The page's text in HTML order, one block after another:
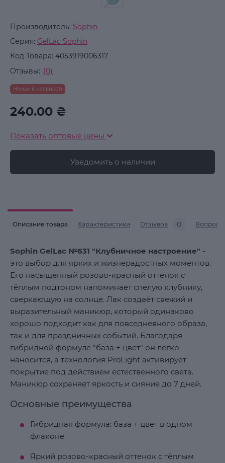
Производитель: Sophin
Серия: GelLac Sophin
Код Товара: 4053919006317
Отзывы: (0)
Немає в наявності
240.00 ₴
Показать оптовые цены
Уведомить о наличии
Описание товара Характеристики Отзывов 0 Вопросы
Sophin GelLac №631 "Клубничное настроение" -
это выбор для ярких и жизнерадостных моментов.
Его насыщенный розово-красный оттенок с
тёплым подтоном напоминает спелую клубнику,
сверкающую на солнце. Лак создаёт свежий и
выразительный маникюр, который одинаково
хорошо подходит как для повседневного образа,
так и для праздничных событий. Благодаря
гибридной формуле "база + цвет" он легко
наносится, а технология ProLight активирует
покрытие под действием естественного света.
Маникюр сохраняет яркость и сияние до 7 дней.
Основные преимущества
Гибридная формула: база + цвет в одном
флаконе
Яркий розово-красный оттенок с тёплым